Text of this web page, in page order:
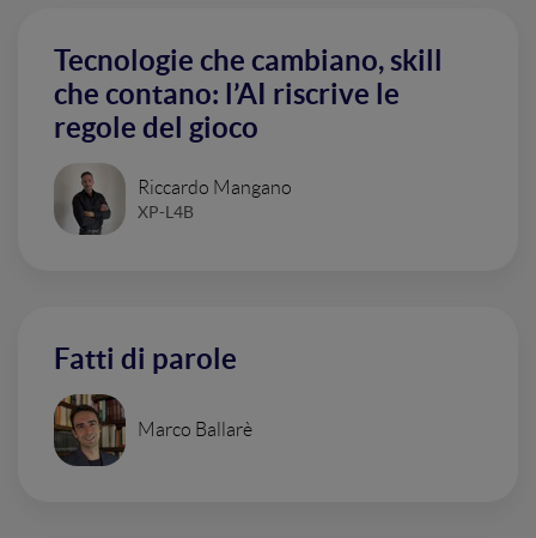
Tecnologie che cambiano, skill
che contano: l’AI riscrive le
regole del gioco
Riccardo Mangano
XP-L4B
Fatti di parole
Marco Ballarè